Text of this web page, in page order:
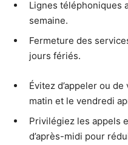
Lignes téléphoniques
semaine.
Fermeture des
jours fériés.
Évitez d’appeler ou
matin et le vendredi
Privilégiez les appels
d’après-midi pour